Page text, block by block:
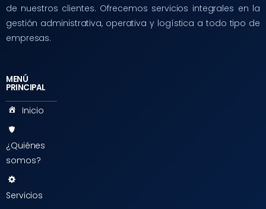
de nuestros clientes. Ofrecemos servicios integrales en la
gestión administrativa, operativa y logística a todo tipo de
empresas.
MENÚ
PRINCIPAL
Inicio
¿Quiénes
somos?
Servicios